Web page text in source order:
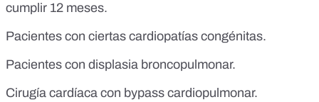
cumplir 12 meses.
Pacientes con ciertas cardiopatías congénitas.
Pacientes con displasia broncopulmonar.
Cirugía cardíaca con bypass cardiopulmonar.